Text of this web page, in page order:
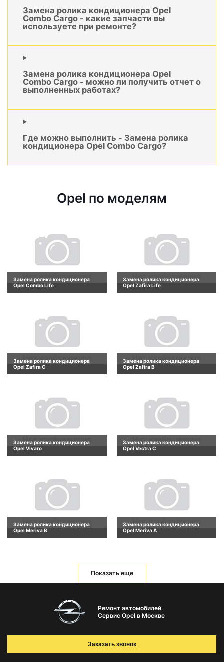
Замена ролика кондиционера Opel
Combo Cargo - какие запчасти вы
используете при ремонте?
Замена ролика кондиционера Opel
Combo Cargo - можно ли получить отчет о
выполненных работах?
Где можно выполнить - Замена ролика
кондиционера Opel Combo Cargo?
Opel по моделям
Замена ролика кондиционера
Opel Combo Life
Замена ролика кондиционера
Opel Zafira Life
Замена ролика кондиционера
Opel Zafira C
Замена ролика кондиционера
Opel Zafira B
Замена ролика кондиционера
Opel Vivaro
Замена ролика кондиционера
Opel Vectra C
Замена ролика кондиционера
Opel Meriva B
Замена ролика кондиционера
Opel Meriva A
Показать еще
Ремонт автомобилей
Сервис Opel в Москве
Заказать звонок